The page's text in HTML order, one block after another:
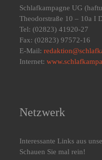
Schlafkampagne UG
Theodorstraße 10 – 10a I
Tel: (02823) 41920-27
Fax: (02823) 97572-16
E-Mail:
Internet:
Netzwerk
Interessante Links aus
Schauen Sie mal rein!